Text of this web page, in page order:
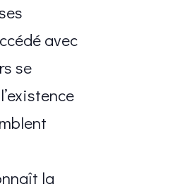
avec
se
la